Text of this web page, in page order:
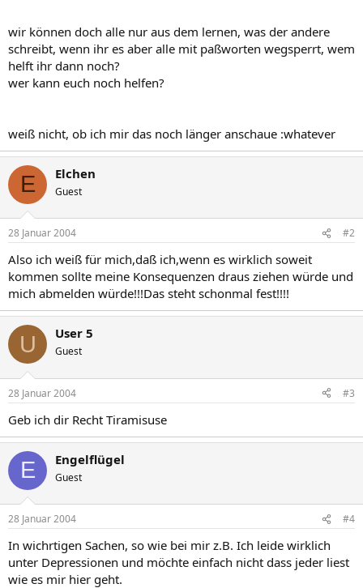
wir können doch alle nur aus dem lernen, was der andere
schreibt, wenn ihr es aber alle mit paßworten wegsperrt, wem
helft ihr dann noch?
wer kann euch noch helfen?
weiß nicht, ob ich mir das noch länger anschaue :whatever
E Elchen
Guest
28 Januar 2004 #2
Also ich weiß für mich,daß ich,wenn es wirklich soweit
kommen sollte meine Konsequenzen draus ziehen würde und
mich abmelden würde!!!Das steht schonmal fest!!!!
U User 5
Guest
28 Januar 2004 #3
Geb ich dir Recht Tiramisuse
E Engelflügel
Guest
28 Januar 2004 #4
In wichrtigen Sachen, so wie bei mir z.B. Ich leide wirklich
unter Depressionen und möchte einfach nicht dass jeder liest
wie es mir hier geht.